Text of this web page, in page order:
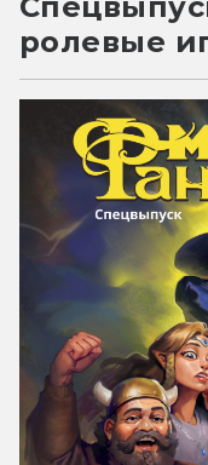
ролевые